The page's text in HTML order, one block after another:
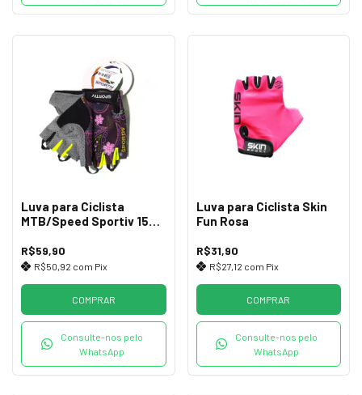
Luva para Ciclista
MTB/Speed Sportiv 1590
R$59,90
R$50,92 com Pix
COMPRAR
Consulte-nos pelo
WhatsApp
Luva para Ciclista Skin
Fun Rosa
R$31,90
R$27,12 com Pix
COMPRAR
Consulte-nos pelo
WhatsApp